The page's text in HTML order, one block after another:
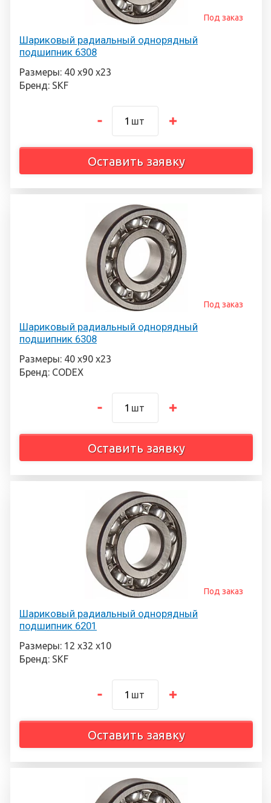
Шариковый радиальный однорядный
подшипник 6308
Под заказ
Размеры: 40 х90 х23
Бренд: SKF
шт
Оставить заявку
Шариковый радиальный однорядный
подшипник 6308
Под заказ
Размеры: 40 х90 х23
Бренд: CODEX
шт
Оставить заявку
Шариковый радиальный однорядный
подшипник 6201
Под заказ
Размеры: 12 х32 х10
Бренд: SKF
шт
Оставить заявку